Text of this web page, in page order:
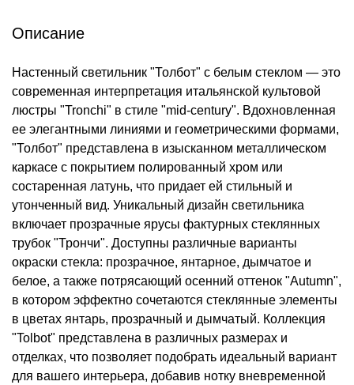
Описание
Настенный светильник "Толбот" с белым стеклом — это
современная интерпретация итальянской культовой
люстры "Tronchi" в стиле "mid-century". Вдохновленная
ее элегантными линиями и геометрическими формами,
"Толбот" представлена в изысканном металлическом
каркасе с покрытием полированный хром или
состаренная латунь, что придает ей стильный и
утонченный вид. Уникальный дизайн светильника
включает прозрачные ярусы фактурных стеклянных
трубок "Трончи". Доступны различные варианты
окраски стекла: прозрачное, янтарное, дымчатое и
белое, а также потрясающий осенний оттенок "Autumn",
в котором эффектно сочетаются стеклянные элементы
в цветах янтарь, прозрачный и дымчатый. Коллекция
"Tolbot" представлена в различных размерах и
отделках, что позволяет подобрать идеальный вариант
для вашего интерьера, добавив нотку вневременной